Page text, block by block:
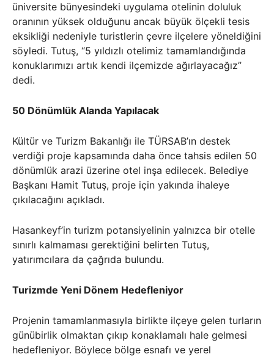
üniversite bünyesindeki uygulama otelinin doluluk
oranının yüksek olduğunu ancak büyük ölçekli tesis
eksikliği nedeniyle turistlerin çevre ilçelere yöneldiğini
söyledi. Tutuş, “5 yıldızlı otelimiz tamamlandığında
konuklarımızı artık kendi ilçemizde ağırlayacağız”
dedi.
50 Dönümlük Alanda Yapılacak
Kültür ve Turizm Bakanlığı ile TÜRSAB’ın destek
verdiği proje kapsamında daha önce tahsis edilen 50
dönümlük arazi üzerine otel inşa edilecek. Belediye
Başkanı Hamit Tutuş, proje için yakında ihaleye
çıkılacağını açıkladı.
Hasankeyf’in turizm potansiyelinin yalnızca bir otelle
sınırlı kalmaması gerektiğini belirten Tutuş,
yatırımcılara da çağrıda bulundu.
Turizmde Yeni Dönem Hedefleniyor
Projenin tamamlanmasıyla birlikte ilçeye gelen turların
günübirlik olmaktan çıkıp konaklamalı hale gelmesi
hedefleniyor. Böylece bölge esnafı ve yerel